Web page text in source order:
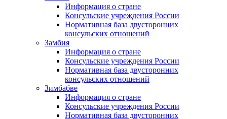
Информация о стране
Консульские учреждения России
Нормативная база двусторонних
консульских отношений
Замбия
Информация о стране
Консульские учреждения России
Нормативная база двусторонних
консульских отношений
Зимбабве
Информация о стране
Консульские учреждения России
Нормативная база двусторонних